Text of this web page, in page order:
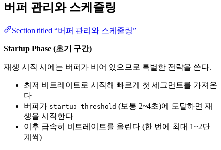
버퍼 관리와 스케줄링
Section titled “버퍼 관리와 스케줄링”
Startup Phase (초기 구간)
재생 시작 시에는 버퍼가 비어 있으므로 특별한 전략을 쓴다.
최저 비트레이트로 시작해 빠르게 첫 세그먼트를 가져온
다
버퍼가 startup_threshold (보통 2~4초)에 도달하면 재
생을 시작한다
이후 급속히 비트레이트를 올린다 (한 번에 최대 1~2단
계씩)